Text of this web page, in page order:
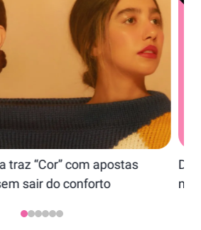
traz “Cor” com apostas
sair do conforto
Dia